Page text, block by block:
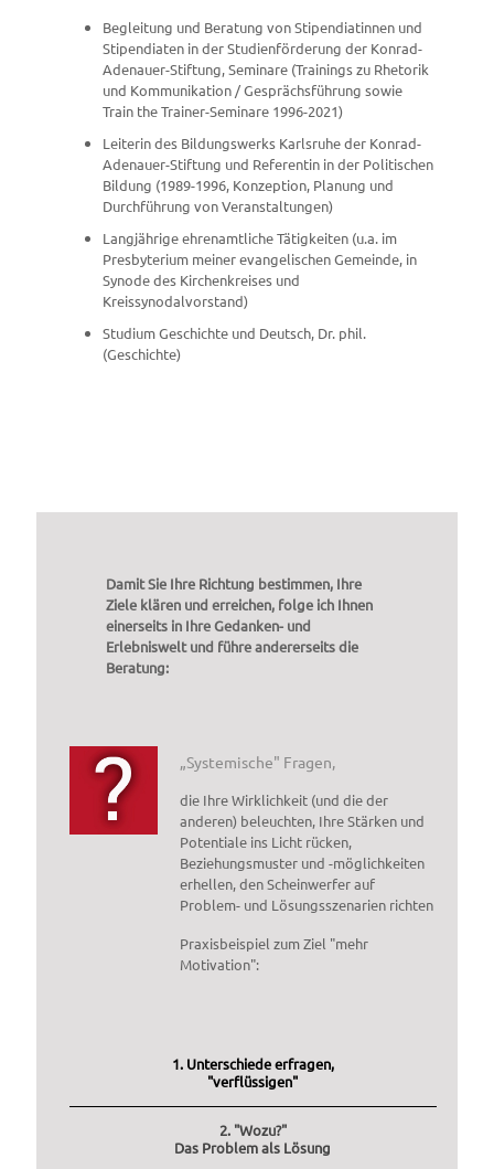
Begleitung und Beratung von Stipendiatinnen und
Stipendiaten in der Studienförderung der Konrad-
Adenauer-Stiftung, Seminare (Trainings zu Rhetorik
und Kommunikation / Gesprächsführung sowie
Train the Trainer-Seminare 1996-2021)
Leiterin des Bildungswerks Karlsruhe der Konrad-
Adenauer-Stiftung und Referentin in der Politischen
Bildung (1989-1996, Konzeption, Planung und
Durchführung von Veranstaltungen)
Langjährige ehrenamtliche Tätigkeiten (u.a. im
Presbyterium meiner evangelischen Gemeinde, in
Synode des Kirchenkreises und
Kreissynodalvorstand)
Studium Geschichte und Deutsch, Dr. phil.
(Geschichte)
Damit Sie Ihre Richtung bestimmen, Ihre
Ziele klären und erreichen, folge ich Ihnen
einerseits in Ihre Gedanken- und
Erlebniswelt und führe andererseits die
Beratung:
„Systemische" Fragen,
die Ihre Wirklichkeit (und die der
anderen) beleuchten, Ihre Stärken und
Potentiale ins Licht rücken,
Beziehungsmuster und -möglichkeiten
erhellen, den Scheinwerfer auf
Problem- und Lösungsszenarien richten
Praxisbeispiel zum Ziel "mehr
Motivation":
1. Unterschiede erfragen,
"verflüssigen"
2. "Wozu?"
Das Problem als Lösung